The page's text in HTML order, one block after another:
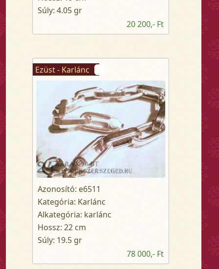
Súly: 4.05 gr
20 200,- Ft
Ezüst - Karlánc
Azonosító: e6511
Kategória: Karlánc
Alkategória: karlánc
Hossz: 22 cm
Súly: 19.5 gr
78 000,- Ft